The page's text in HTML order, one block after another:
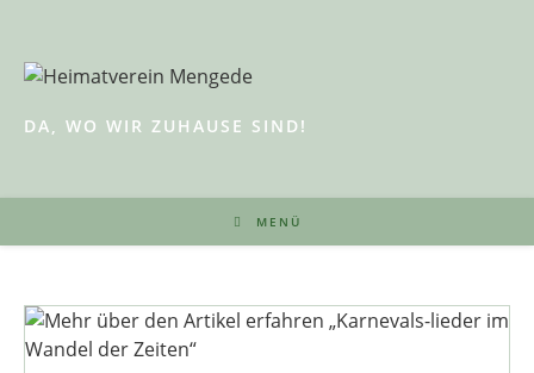
springen
DA, WO WIR ZUHAUSE SIND!
MENÜ